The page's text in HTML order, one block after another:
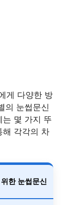
게 다양한 방
의 눈썹문신
는 몇 가지 뚜
해 각각의 차
한 눈썹문신